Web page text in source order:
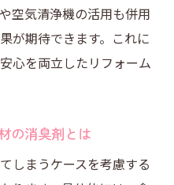
空気清浄機の活用も併用
が期待できます。これに
心を両立したリフォーム
の消臭剤とは
しまうケースを考慮する